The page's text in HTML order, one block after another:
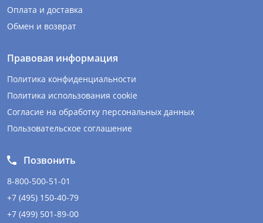
Оплата и доставка
Обмен и возврат
Правовая информация
Политика конфиденциальности
Политика использования cookie
Согласие на обработку персональных данных
Пользовательское соглашение
Позвонить
8-800-500-51-01
+7 (495) 150-40-79
+7 (499) 501-89-00